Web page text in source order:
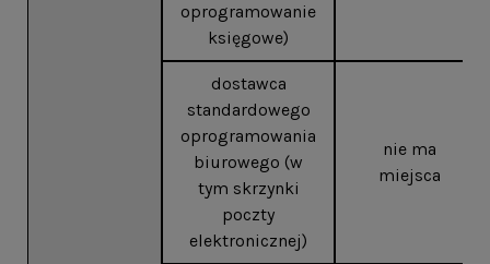
oprogramowanie
księgowe)
dostawca
standardowego
oprogramowania
biurowego (w
tym skrzynki
poczty
elektronicznej)
nie ma
miejsca